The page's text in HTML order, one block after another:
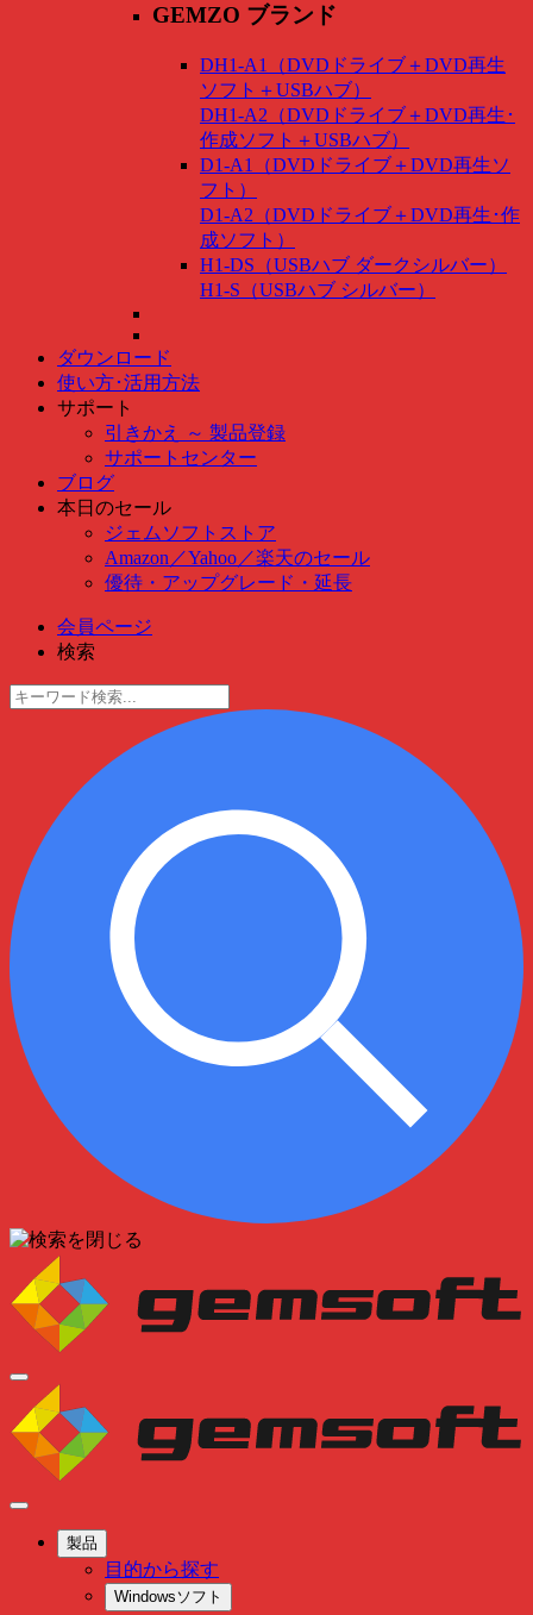
GEMZO ブランド
DH1-A1（DVDドライブ＋DVD再生
ソフト＋USBハブ）
DH1-A2（DVDドライブ＋DVD再生･
作成ソフト＋USBハブ）
D1-A1（DVDドライブ＋DVD再生ソ
フト）
D1-A2（DVDドライブ＋DVD再生･作
成ソフト）
H1-DS（USBハブ ダークシルバー）
H1-S（USBハブ シルバー）
ダウンロード
使い方･活用方法
サポート
引きかえ ～ 製品登録
サポートセンター
ブログ
本日のセール
ジェムソフトストア
Amazon ／Yahoo ／楽天のセール
優待・アップグレード・延長
会員ページ
検索
製品
目的から探す
Windowsソフト